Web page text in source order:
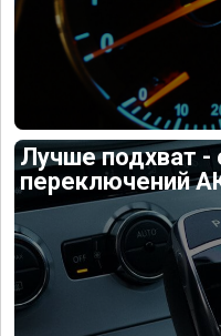
Лучше подхват -
переключений